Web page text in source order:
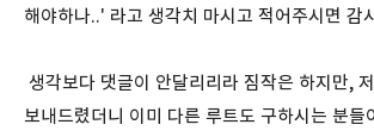
해야하나..' 라고 생각치 마시고 적어주시면 감
생각보다 댓글이 안달리리라 짐작은 하지만,
보내드렸더니 이미 다른 루트도 구하시는 분들